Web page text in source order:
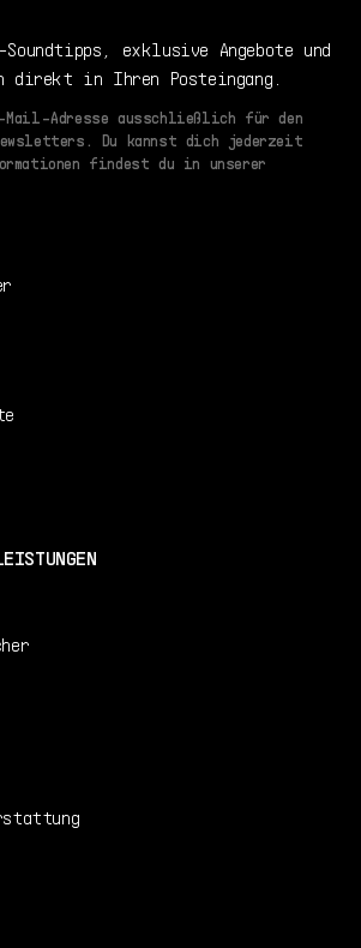
exklusive Angebote und
direkt in Ihren Posteingang.
Mail-Adresse ausschließlich für den
Du kannst dich jederzeit
findest du in unserer